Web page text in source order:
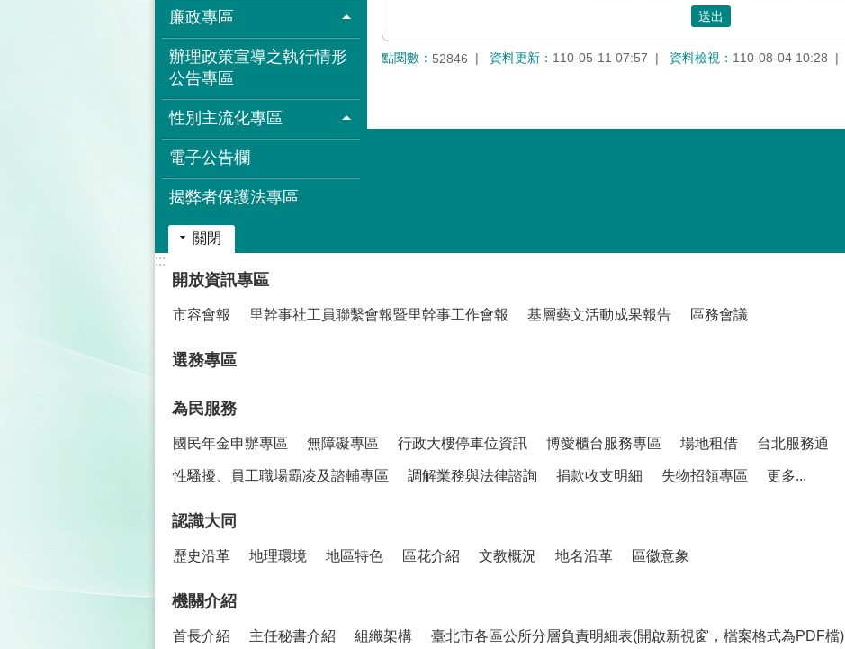
廉政專區
辦理政策宣導之執行情形
公告專區
性別主流化專區
電子公告欄
揭弊者保護法專區
點閱數： 52846 資料更新： 110-05-11 07:57 資料檢視： 110-08-04 10:28
關閉
:::
開放資訊專區
市容會報 里幹事社工員聯繫會報暨里幹事工作會報 基層藝文活動成果報告 區務會議
選務專區
為民服務
國民年金申辦專區 無障礙專區 行政大樓停車位資訊 博愛櫃台服務專區 場地租借 台北服務通
性騷擾、員工職場霸凌及諮輔專區 調解業務與法律諮詢 捐款收支明細 失物招領專區 更多...
認識大同
歷史沿革 地理環境 地區特色 區花介紹 文教概況 地名沿革 區徽意象
機關介紹
首長介紹 主任秘書介紹 組織架構 臺北市各區公所分層負責明細表(開啟新視窗，檔案格式為PDF檔)